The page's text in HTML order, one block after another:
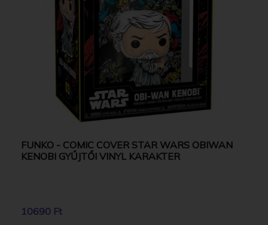
FUNKO - COMIC COVER STAR WARS OBIWAN
KENOBI GYŰJTŐI VINYL KARAKTER
10690 Ft